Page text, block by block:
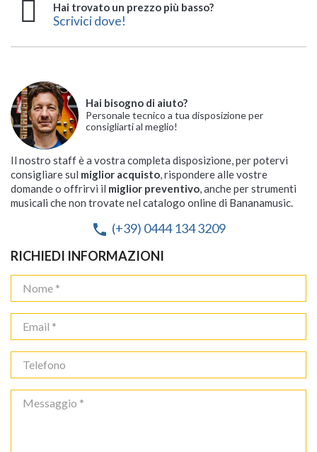
Hai trovato un prezzo più basso?
Scrivici dove!
Hai bisogno di aiuto?
Personale tecnico a tua disposizione per
consigliarti al meglio!
Il nostro staff è a vostra completa disposizione, per potervi
consigliare sul miglior acquisto, rispondere alle vostre
domande o offrirvi il miglior preventivo, anche per strumenti
musicali che non trovate nel catalogo online di Bananamusic.
phone (+39) 0444 134 3209
RICHIEDI INFORMAZIONI